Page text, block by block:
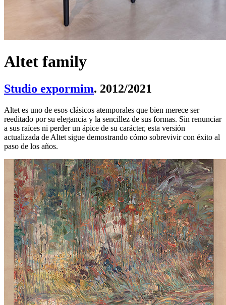
Altet family
Studio expormim. 2012/2021
Altet es uno de esos clásicos atemporales que bien merece ser
reeditado por su elegancia y la sencillez de sus formas. Sin renunciar
a sus raíces ni perder un ápice de su carácter, esta versión
actualizada de Altet sigue demostrando cómo sobrevivir con éxito al
paso de los años.